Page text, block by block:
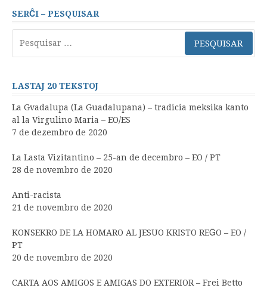
SERĈI – PESQUISAR
por:
LASTAJ 20 TEKSTOJ
La Gvadalupa (La Guadalupana) – tradicia meksika kanto
al la Virgulino Maria – EO/ES
7 de dezembro de 2020
La Lasta Vizitantino – 25-an de decembro – EO / PT
28 de novembro de 2020
Anti-racista
21 de novembro de 2020
KONSEKRO DE LA HOMARO AL JESUO KRISTO REĜO – EO /
PT
20 de novembro de 2020
CARTA AOS AMIGOS E AMIGAS DO EXTERIOR – Frei Betto